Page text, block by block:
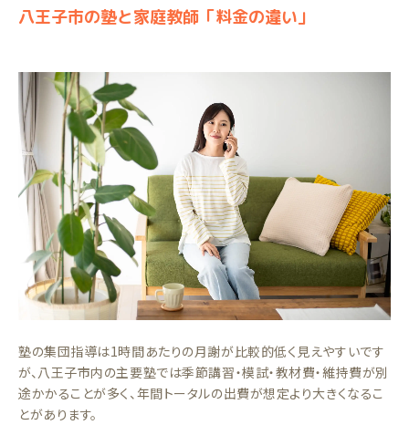
八王子市の塾と家庭教師「料金の違い」
塾の集団指導は1時間あたりの月謝が比較的低く見えやすいです
が、八王子市内の主要塾では季節講習・模試・教材費・維持費が別
途かかることが多く、年間トータルの出費が想定より大きくなるこ
とがあります。